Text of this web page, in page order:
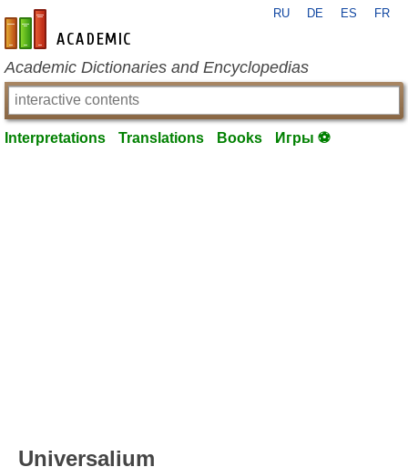
en-academic.com
RU DE ES FR
Academic Dictionaries and Encyclopedias
Interpretations Translations Books Игры ⚽
Universalium